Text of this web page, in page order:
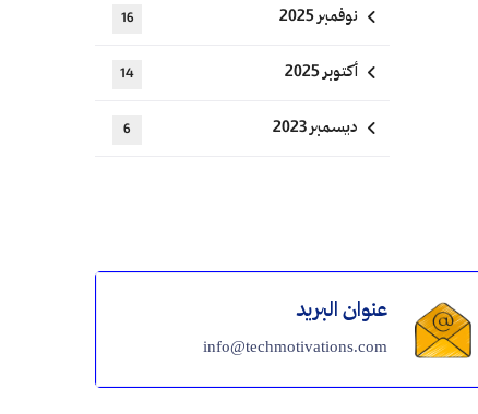
نوفمبر 2025 16
أكتوبر 2025 14
ديسمبر 2023 6
عنوان البريد
info@techmotivations.com